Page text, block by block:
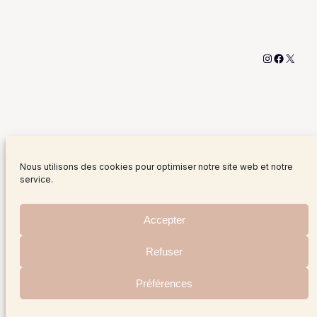
Nous utilisons des cookies pour optimiser notre site web et notre
service.
Accepter
Refuser
Préférences
Instagram
X